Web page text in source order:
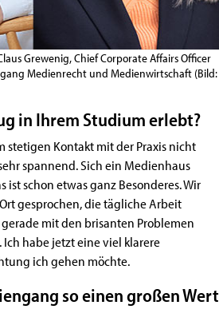
Grewenig, Chief Corporate Affairs Officer
Medienrecht und Medienwirtschaft (Bild:
in Ihrem Studium erlebt?
stetigen Kontakt mit der Praxis nicht
spannend. Sich ein Medienhaus
schon etwas ganz Besonderes. Wir
gesprochen, die tägliche Arbeit
mit den brisanten Problemen
habe jetzt eine viel klarere
ich gehen möchte.
so einen großen Wert